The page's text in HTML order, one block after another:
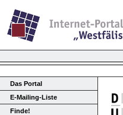
Das Portal
E-Mailing-Liste
Finde!